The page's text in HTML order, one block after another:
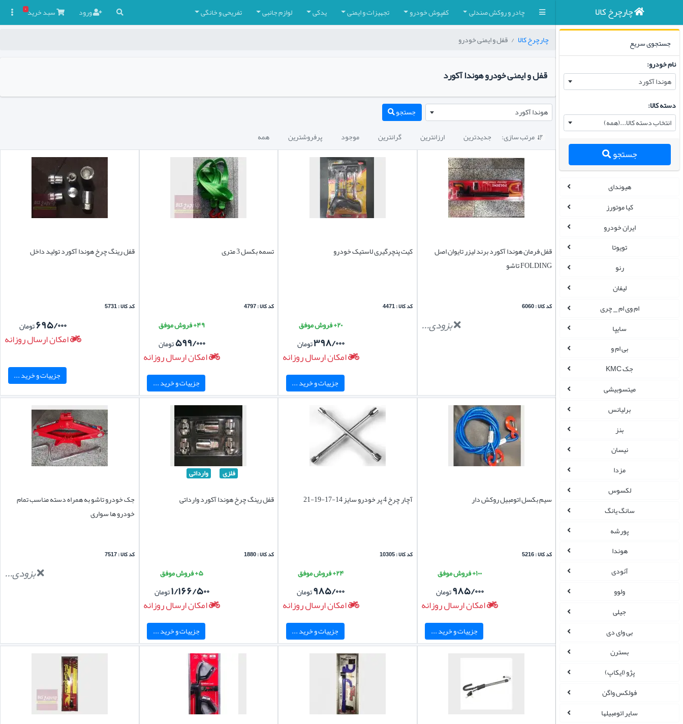
چادر و روکش صندلی کفپوش خودرو تجهیزات و ایمنی یدکی لوازم جانبی تفریحی و خانگی ورود سبدخرید۰ چارچرخ کالا
جستجوی سریع
نام خودرو:
هوندا آکورد
دسته کالا:
انتخاب دسته کالا...(همه)
جستجو
هیوندای
کیا موتورز
ایران خودرو
تویوتا
رنو
لیفان
ام وی ام _ چری
سایپا
بی ام و
جک KMC
میتسوبیشی
برلیانس
بنز
نیسان
مزدا
لکسوس
سانگ یانگ
پورشه
هوندا
آئودی
ولوو
جیلی
بی وای دی
بسترن
پژو (ایکاپ)
فولکس واگن
سایر اتومبیلها
چارچرخ کالا قفل و ایمنی خودرو
قفل و ایمنی خودرو هوندا آکورد
هوندا آکورد جستجو
 مرتب سازی: جدیدترین ارزانترین گرانترین موجود پرفروشترین همه
قفل فرمان هوندا آکورد برند لیزر تایوان اصل
FOLDING تاشو
کد کالا : 6060
بزودی...
کیت پنچرگیری لاستیک خودرو
کد کالا : 4471
۲۰+ فروش موفق
۳۹۸/۰۰۰تومان
امکان ارسال روزانه
جزییات و خرید ...
تسمه بکسل 3 متری
کد کالا : 4797
۴۹+ فروش موفق
۵۹۹/۰۰۰تومان
امکان ارسال روزانه
جزییات و خرید ...
قفل رینگ چرخ هوندا آکورد تولید داخل
کد کالا : 5731
۶۹۵/۰۰۰تومان
امکان ارسال روزانه
جزییات و خرید ...
سیم بکسل اتومبیل روکش دار
کد کالا : 5216
۱۰۰+ فروش موفق
۹۸۵/۰۰۰تومان
امکان ارسال روزانه
جزییات و خرید ...
آچار چرخ 4 پر خودرو سایز 14-17-19-21
کد کالا : 10305
۲۴+ فروش موفق
۹۸۵/۰۰۰تومان
امکان ارسال روزانه
جزییات و خرید ...
فلزی وارداتی
قفل رینگ چرخ هوندا آکورد وارداتی
کد کالا : 1880
۵+ فروش موفق
۱/۱۶۶/۵۰۰تومان
امکان ارسال روزانه
جزییات و خرید ...
جک خودرو تاشو به همراه دسته مناسب تمام
خودرو ها سواری
کد کالا : 7517
بزودی...